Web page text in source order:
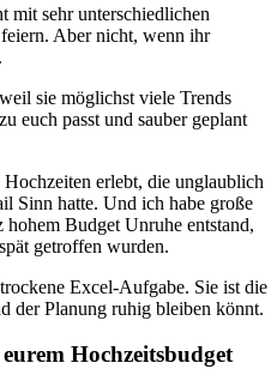
sehr unterschiedlichen
Aber nicht, wenn ihr
sie möglichst viele Trends
euch passt und sauber geplant
erlebt, die unglaublich
Sinn hatte. Und ich habe große
Budget Unruhe entstand,
getroffen wurden.
Excel-Aufgabe. Sie ist die
der Planung ruhig bleiben könnt.
Hochzeitsbudget